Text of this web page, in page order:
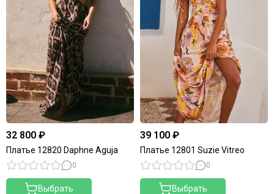
32 800 ₽
Платье 12820 Daphne Aguja
0
Выбрать
39 100 ₽
Платье 12801 Suzie Vitreo
0
Выбрать